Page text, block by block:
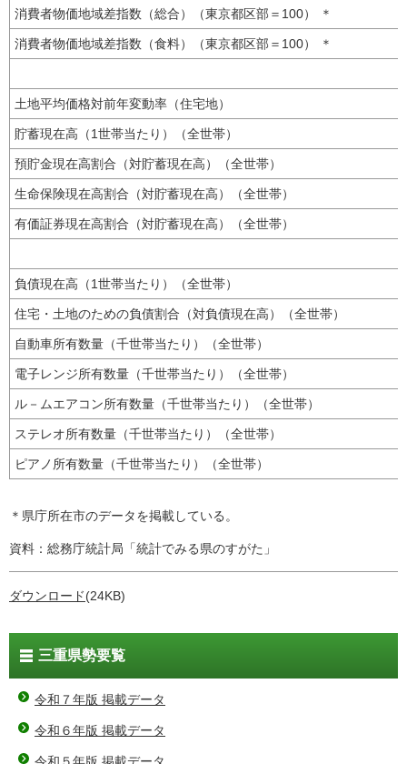
消費者物価地域差指数（総合）（東京都区部＝100） ＊
消費者物価地域差指数（食料）（東京都区部＝100） ＊
土地平均価格対前年変動率（住宅地）
貯蓄現在高（1世帯当たり）（全世帯）
預貯金現在高割合（対貯蓄現在高）（全世帯）
生命保険現在高割合（対貯蓄現在高）（全世帯）
有価証券現在高割合（対貯蓄現在高）（全世帯）
負債現在高（1世帯当たり）（全世帯）
住宅・土地のための負債割合（対負債現在高）（全世帯）
自動車所有数量（千世帯当たり）（全世帯）
電子レンジ所有数量（千世帯当たり）（全世帯）
ル－ムエアコン所有数量（千世帯当たり）（全世帯）
ステレオ所有数量（千世帯当たり）（全世帯）
ピアノ所有数量（千世帯当たり）（全世帯）
＊県庁所在市のデータを掲載している。
資料：総務庁統計局「統計でみる県のすがた」
ダウンロード(24KB)
三重県勢要覧
令和７年版 掲載データ
令和６年版 掲載データ